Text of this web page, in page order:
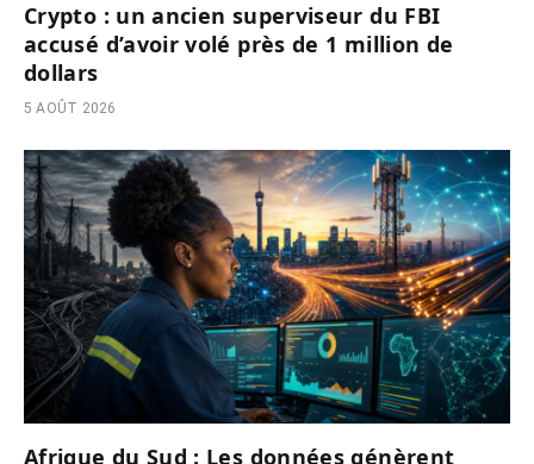
Crypto : un ancien superviseur du FBI
accusé d’avoir volé près de 1 million de
dollars
5 AOÛT 2026
Afrique du Sud : Les données génèrent